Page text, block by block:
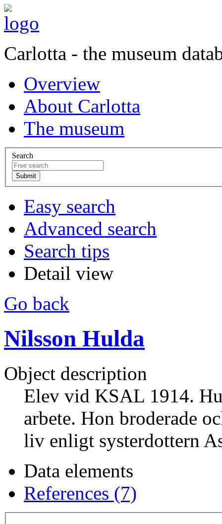
Carlotta - the museum
Overview
About Carlotta
The museum
Search
Easy search
Advanced search
Search tips
Detail view
Go back
Nilsson Hulda
Object description
Elev vid KSAL 1914.
arbete. Hon broderade
liv enligt systerdottern
Data elements
References (7)